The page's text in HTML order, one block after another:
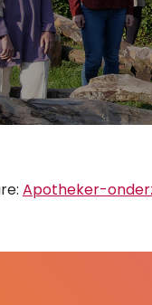
Apotheker-